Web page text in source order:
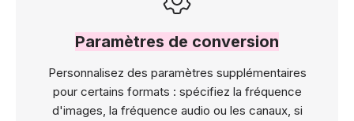
Paramètres de conversion
Personnalisez des paramètres supplémentaires
pour certains formats : spécifiez la fréquence
d'images, la fréquence audio ou les canaux, si